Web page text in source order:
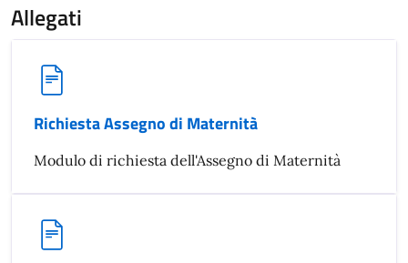
Allegati
Richiesta Assegno di Maternità
Modulo di richiesta dell'Assegno di Maternità